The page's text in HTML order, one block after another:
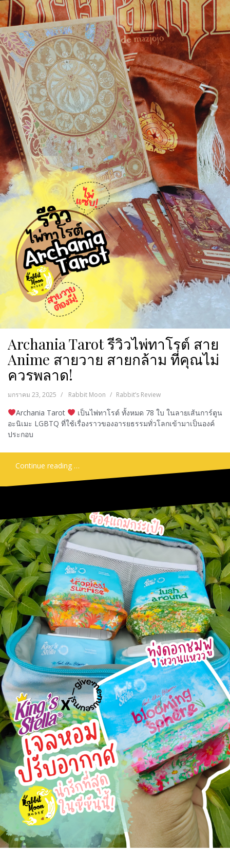
Archania Tarot รีวิวไพ่ทาโรต์ สาย
Anime สายวาย สายกล้าม ที่คุณไม่
ควรพลาด!
มกราคม 23, 2025 Rabbit Moon Rabbit’s Review
Archania Tarot
เป็นไพ่ทาโรต์ ทั้งหมด 78 ใบ ในลายเส้นการ์ตูน
อะนิเมะ LGBTQ ที่ใช้เรื่องราวของอารยธรรมทั่วโลกเข้ามาเป็นองค์
ประกอบ
Continue reading …